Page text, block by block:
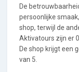
De
persoonlijke
shop, terwijl de
Aktivatours zijn er
De shop krijgt een
van 5.